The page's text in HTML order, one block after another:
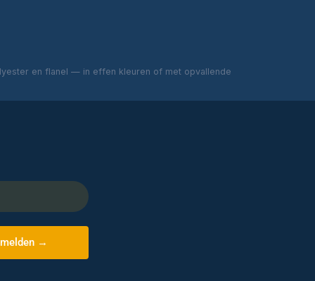
en flanel — in effen kleuren of met opvallende
→